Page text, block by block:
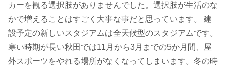
カーを観る選択肢がありませんでした。選択肢が生活のな
かで増えることはすごく大事な事だと思っています。 建
設予定の新しいスタジアムは全天候型のスタジアムです。
寒い時期が長い秋田では11月から3月までの5か月間、屋
外スポーツをやれる場所がなくなってしまいます。冬の時